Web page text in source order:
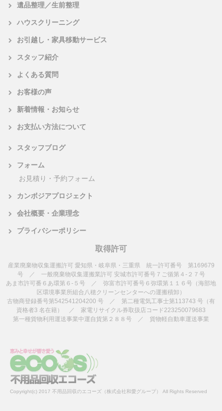
遺品整理／生前整理
ハウスクリーニング
お引越し・家具移動サービス
スタッフ紹介
よくある質問
お客様の声
新着情報・お知らせ
お支払い方法について
スタッフブログ
フォーム
お見積り・予約フォーム
カンボジアプロジェクト
会社概要・企業理念
プライバシーポリシー
取得許可
産業廃棄物収集運搬許可 愛知県・岐阜県・三重県 統一許可番号 第169679
号 ／ 一般廃棄物収集運搬業許可 安城市許可番号７ご循第４-２７号
あま市許可番６あ環第６-５号 ／ 弥富市許可番号６弥環第１１６号（海部地
区環境事業所組合八穂クリーンセンターへの運搬積卸）
古物商登録番号第542541204200 号 ／ 第二種電気工事士第113743 号（有
資格者3 名在籍） ／ 家電リサイクル券取扱店コード223250079683
第一種貨物利用運送事業中運自貨第２８８号 ／ 貨物軽自動車運送事業
Copyright(c) 2017 不用品回収のエコーズ（株式会社和愛グループ） All Rights Reserved